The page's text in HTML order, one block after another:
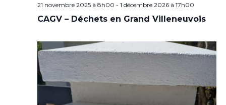
21 novembre 2025 à 8h00 - 1 décembre 2026 à 17h00
CAGV – Déchets en Grand Villeneuvois